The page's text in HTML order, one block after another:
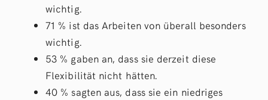
wichtig.
71 % ist das Arbeiten von überall besonders
wichtig.
53 % gaben an, dass sie derzeit diese
Flexibilität nicht hätten.
40 % sagten aus, dass sie ein niedriges